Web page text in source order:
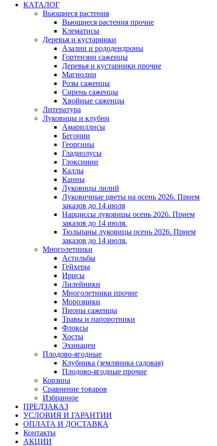
КАТАЛОГ
Вьющиеся растения
Вьющиеся растения прочие
Клематисы
Деревья и кустарники
Азалии и рододендроны
Гортензии саженцы
Деревья и кустарники прочие
Магнолии
Розы саженцы
Сирень саженцы
Хвойные саженцы
Литература
Луковицы и клубни
Амариллисы
Бегонии
Георгины
Гладиолусы
Глоксинии
Каллы
Канны
Луковицы лилий
Луковичные цветы на осень 2026. Прием
заказов до 14 июля
Нарциссы луковицы осень 2026. Прием
заказов до 14 июля.
Тюльпаны луковицы осень 2026. Прием
заказов до 14 июля.
Многолетники
Астильбы
Гейхеры
Ирисы
Лилейники
Многолетники прочие
Морозники
Пионы саженцы
Травы и папоротники
Флоксы
Хосты
Эхинацеи
Плодово-ягодные
Клубника (земляника садовая)
Плодово-ягодные прочие
Корзина
Сравнение товаров
Избранное
ПРЕДЗАКАЗ
УСЛОВИЯ И ГАРАНТИИ
ОПЛАТА И ДОСТАВКА
Контакты
АКЦИИ